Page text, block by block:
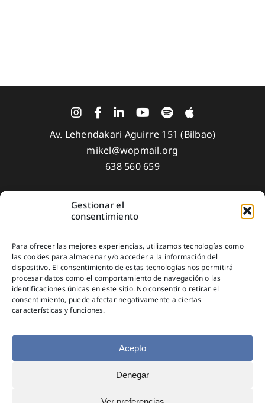
Gestionar el
consentimiento
Para ofrecer las mejores experiencias, utilizamos tecnologías como
las cookies para almacenar y/o acceder a la información del
dispositivo. El consentimiento de estas tecnologías nos permitirá
procesar datos como el comportamiento de navegación o las
identificaciones únicas en este sitio. No consentir o retirar el
consentimiento, puede afectar negativamente a ciertas
características y funciones.
Acepto
Denegar
Av. Lehendakari Aguirre 151 (Bilbao)
mikel@wopmail.org
638 560 659
Aviso Legal
Política de Cookies
Suscríbete